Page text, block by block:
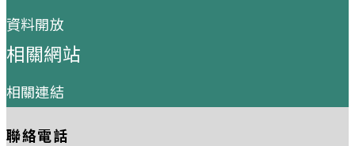
資料開放
相關網站
相關連結
聯絡電話